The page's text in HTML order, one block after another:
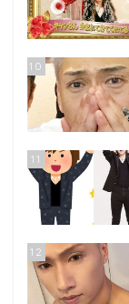
10
11
12